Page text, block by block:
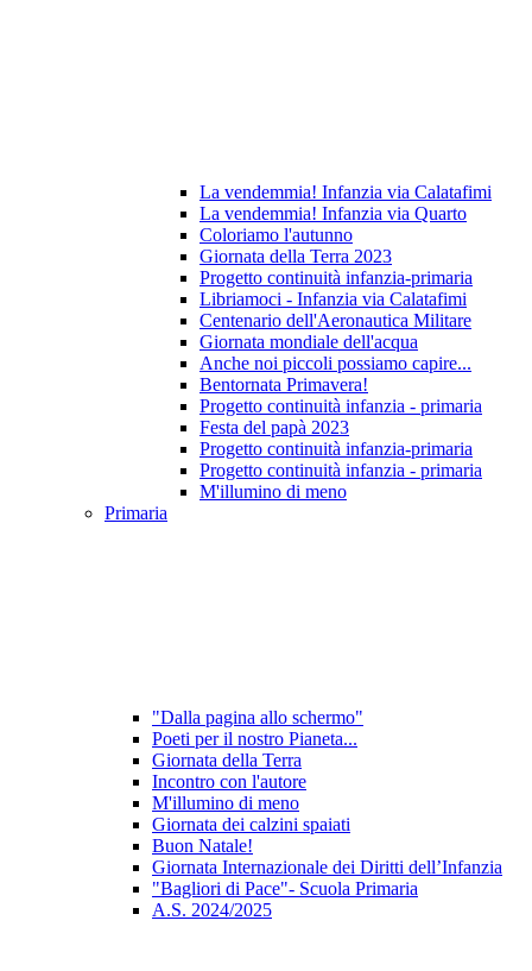
La vendemmia! Infanzia via Calatafimi
La vendemmia! Infanzia via Quarto
Coloriamo l'autunno
Giornata della Terra 2023
Progetto continuità infanzia-primaria
Libriamoci - Infanzia via Calatafimi
Centenario dell'Aeronautica Militare
Giornata mondiale dell'acqua
Anche noi piccoli possiamo capire...
Bentornata Primavera!
Progetto continuità infanzia - primaria
Festa del papà 2023
Progetto continuità infanzia-primaria
Progetto continuità infanzia - primaria
M'illumino di meno
Primaria
"Dalla pagina allo schermo"
Poeti per il nostro Pianeta...
Giornata della Terra
Incontro con l'autore
M'illumino di meno
Giornata dei calzini spaiati
Buon Natale!
Giornata Internazionale dei Diritti dell’Infanzia
"Bagliori di Pace"- Scuola Primaria
A.S. 2024/2025